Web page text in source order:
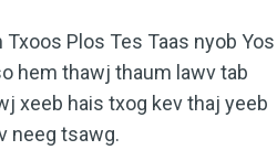
Plos Tes Taas nyob Yos
hem thawj thaum lawv tab
xeeb hais txog kev thaj yeeb
neeg tsawg.